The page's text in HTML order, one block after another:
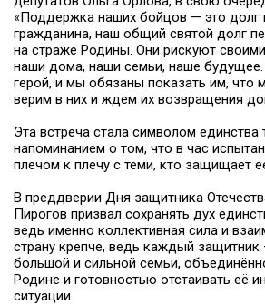
«Поддержка наших бойцов — это долг
гражданина, наш общий святой долг
на страже Родины. Они рискуют
наши дома, наши семьи, наше
герой, и мы обязаны показать им, что
верим в них и ждем их возвращения
Эта встреча стала символом единства
напоминанием о том, что в час
плечом к плечу с теми, кто защищает
В преддверии Дня защитника
Пирогов призвал сохранять дух
ведь именно коллективная сила и
страну крепче, ведь каждый защитник
большой и сильной семьи,
Родине и готовностью отстаивать её
ситуации.